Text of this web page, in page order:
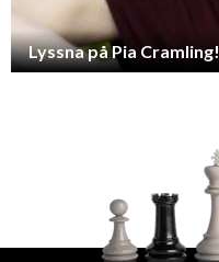
Lyssna på Pia Cramling!